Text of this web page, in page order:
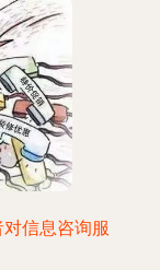
信息咨询服